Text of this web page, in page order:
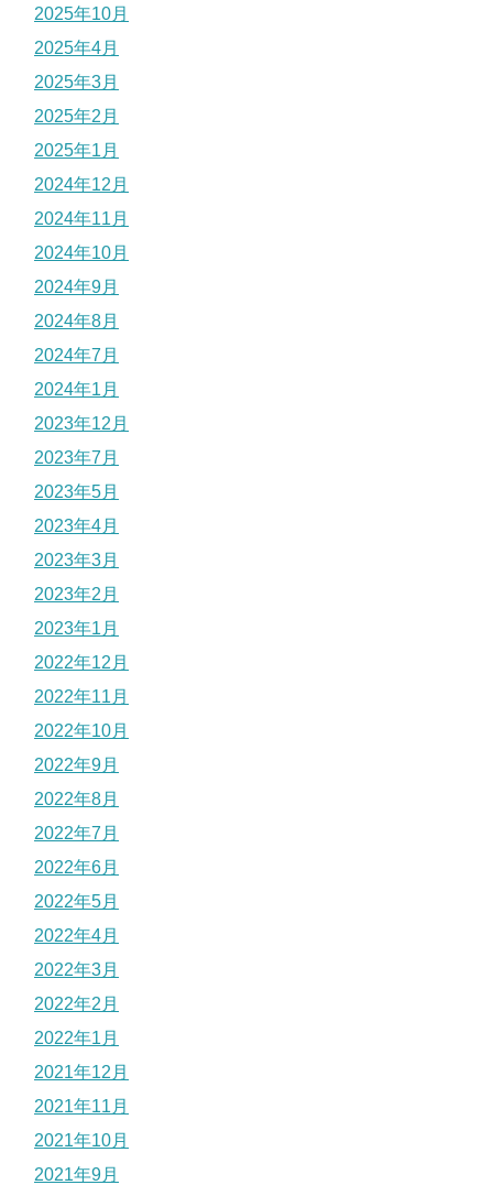
2025年10月
2025年4月
2025年3月
2025年2月
2025年1月
2024年12月
2024年11月
2024年10月
2024年9月
2024年8月
2024年7月
2024年1月
2023年12月
2023年7月
2023年5月
2023年4月
2023年3月
2023年2月
2023年1月
2022年12月
2022年11月
2022年10月
2022年9月
2022年8月
2022年7月
2022年6月
2022年5月
2022年4月
2022年3月
2022年2月
2022年1月
2021年12月
2021年11月
2021年10月
2021年9月